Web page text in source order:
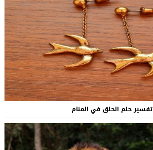
تفسير حلم الحلق في المنام